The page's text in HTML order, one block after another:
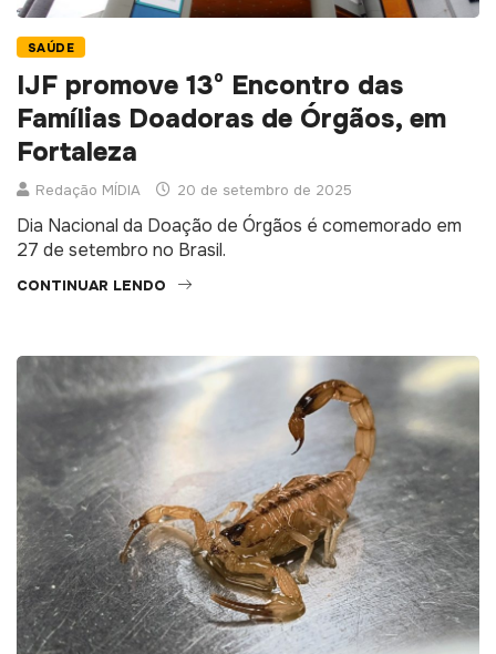
SAÚDE
IJF promove 13º Encontro das
Famílias Doadoras de Órgãos, em
Fortaleza
Redação MÍDIA 20 de setembro de 2025
Dia Nacional da Doação de Órgãos é comemorado em
27 de setembro no Brasil.
CONTINUAR LENDO